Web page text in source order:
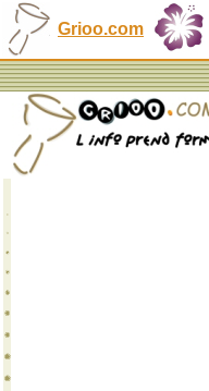
Grioo.com